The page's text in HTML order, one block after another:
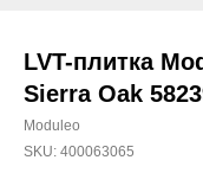
LVT-плитка
Sierra Oak
Moduleo
SKU: 400063065